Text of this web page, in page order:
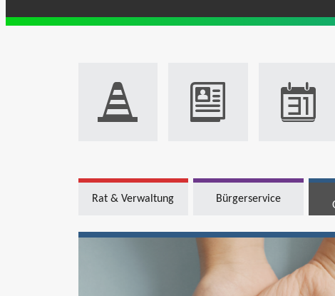
Rat & Verwaltung Bürgerservice